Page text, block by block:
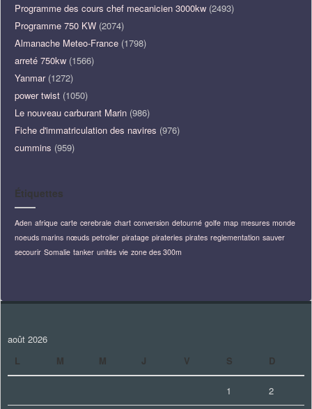
Programme des cours chef mecanicien 3000kw (2493)
Programme 750 KW (2074)
Almanache Meteo-France (1798)
arreté 750kw (1566)
Yanmar(1272)
power twist (1050)
Le nouveau carburant Marin (986)
Fiche d'immatriculation des navires (976)
cummins (959)
Étiquettes
Aden afrique carte cerebrale chart conversion detourné golfe map mesures monde
noeuds marins nœuds petrolier piratage pirateries pirates reglementation sauver
secourir Somalie tanker unités vie zone des 300m
août 2026
L
M M J V S D
1 2